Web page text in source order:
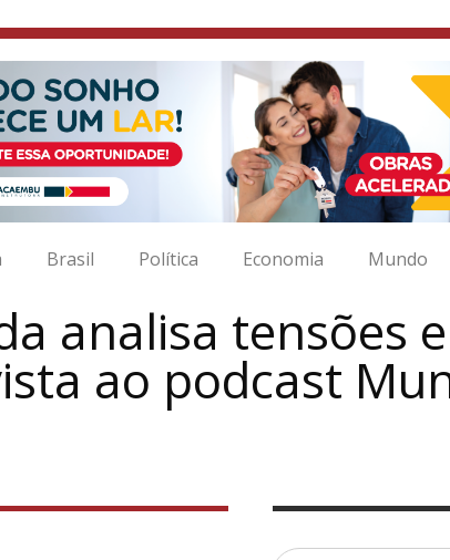
Brasil Política Economia Mundo
analisa tensões
ao podcast